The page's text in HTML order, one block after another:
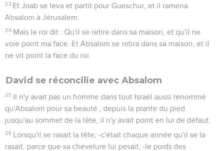
23 Et Joab se leva et partit pour Gueschur, et il ramena
Absalom à Jérusalem.
24 Mais le roi dit : Qu'il se retire dans sa maison, et qu'il ne
voie point ma face. Et Absalom se retira dans sa maison, et il
ne vit point la face du roi.
David se réconcilie avec Absalom
25 Il n'y avait pas un homme dans tout Israël aussi renommé
qu'Absalom pour sa beauté ; depuis la plante du pied
jusqu'au sommet de la tête, il n'y avait point en lui de défaut.
26 Lorsqu'il se rasait la tête, -c'était chaque année qu'il se la
rasait, parce que sa chevelure lui pesait, -le poids des